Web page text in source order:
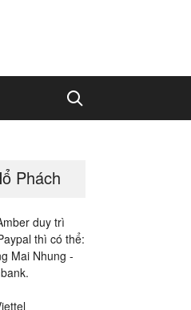
Search
Phách
duy trì
thì có thể:
Mai Nhung -